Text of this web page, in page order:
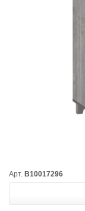
Арт. B10017296